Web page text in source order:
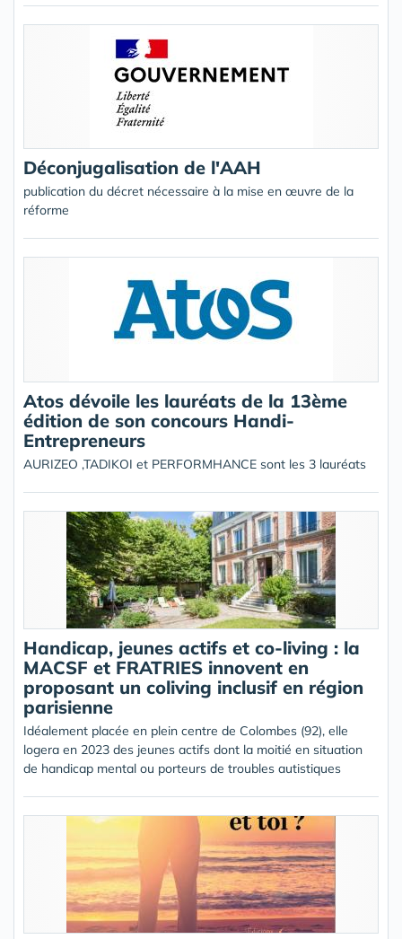
Déconjugalisation de l'AAH
publication du décret nécessaire à la mise en œuvre de la
réforme
Atos dévoile les lauréats de la 13ème
édition de son concours Handi-
Entrepreneurs
AURIZEO ,TADIKOI et PERFORMHANCE sont les 3 lauréats
Handicap, jeunes actifs et co-living : la
MACSF et FRATRIES innovent en
proposant un coliving inclusif en région
parisienne
Idéalement placée en plein centre de Colombes (92), elle
logera en 2023 des jeunes actifs dont la moitié en situation
de handicap mental ou porteurs de troubles autistiques